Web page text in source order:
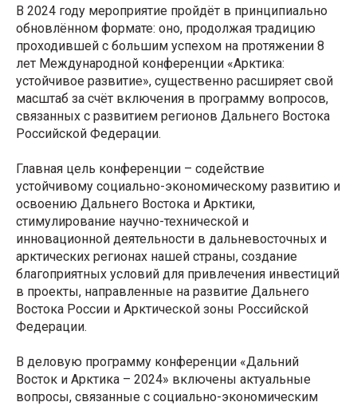
В 2024 году мероприятие пройдёт в принципиально
обновлённом формате: оно, продолжая традицию
проходившей с большим успехом на протяжении 8
лет Международной конференции «Арктика:
устойчивое развитие», существенно расширяет свой
масштаб за счёт включения в программу вопросов,
связанных с развитием регионов Дальнего Востока
Российской Федерации.
Главная цель конференции – содействие
устойчивому социально-экономическому развитию и
освоению Дальнего Востока и Арктики,
стимулирование научно-технической и
инновационной деятельности в дальневосточных и
арктических регионах нашей страны, создание
благоприятных условий для привлечения инвестиций
в проекты, направленные на развитие Дальнего
Востока России и Арктической зоны Российской
Федерации.
В деловую программу конференции «Дальний
Восток и Арктика – 2024» включены актуальные
вопросы, связанные с социально-экономическим